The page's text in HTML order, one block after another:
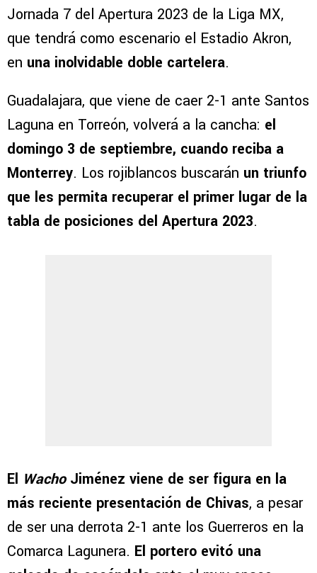
Jornada 7 del Apertura 2023 de la Liga MX,
que tendrá como escenario el Estadio Akron,
en una inolvidable doble cartelera.
Guadalajara, que viene de caer 2-1 ante Santos
Laguna en Torreón, volverá a la cancha: el
domingo 3 de septiembre, cuando reciba a
Monterrey. Los rojiblancos buscarán un triunfo
que les permita recuperar el primer lugar de la
tabla de posiciones del Apertura 2023.
El WachoJiménez viene de ser figura en la
más reciente presentación de Chivas, a pesar
de ser una derrota 2-1 ante los Guerreros en la
Comarca Lagunera. El portero evitó una